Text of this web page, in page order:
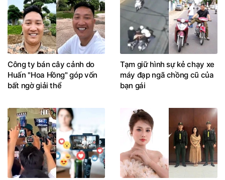
Công ty bán cây cảnh do
Huấn "Hoa Hồng" góp vốn
bất ngờ giải thể
Tạm giữ hình sự kẻ chạy xe
máy đạp ngã chồng cũ của
bạn gái